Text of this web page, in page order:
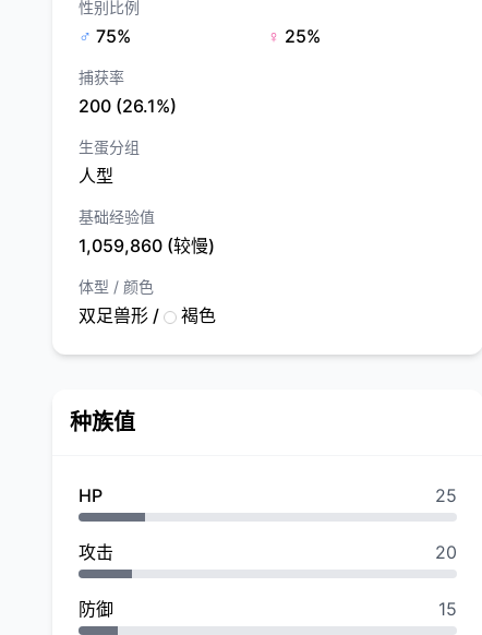
性别比例
♂ 75% ♀ 25%
捕获率
200 (26.1%)
生蛋分组
人型
基础经验值
1,059,860 (较慢)
体型 / 颜色
双足兽形 / 褐色
种族值
HP 25
攻击 20
防御 15